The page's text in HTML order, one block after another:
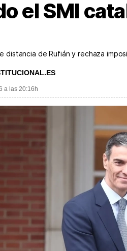
el SMI
distancia de Rufián y rechaza
a las 20:16h